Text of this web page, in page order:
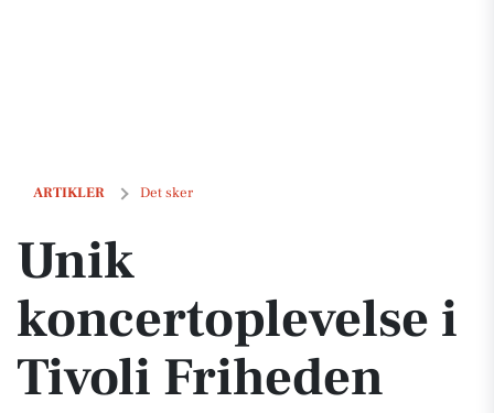
ARTIKLER Det sker
Unik koncertoplevelse i Tivoli Friheden
Unik
koncertoplevelse i
Tivoli Friheden